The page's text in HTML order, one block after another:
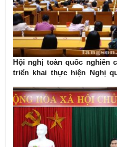
Hội nghị toàn quốc nghiên
triển khai thực hiện Nghị